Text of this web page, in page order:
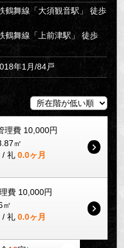
鶴舞線「大須観音駅」 徒歩
鶴舞線「上前津駅」 徒歩
年1月/84戸
理費 10,000円
㎡
/ 礼 0.0ヶ月
費 10,000円
㎡
/ 礼 0.0ヶ月